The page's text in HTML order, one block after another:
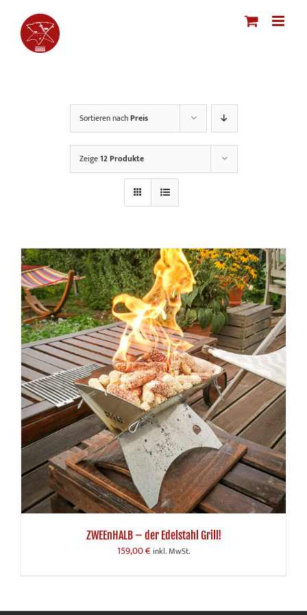
Inhalt
springen
Sortieren nachPreis
Zeige12 Produkte
ZWEEnHALB – der Edelstahl Grill!
159,00€ inkl. MwSt.